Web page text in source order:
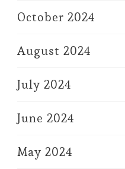
October 2024
August 2024
July 2024
June 2024
May 2024